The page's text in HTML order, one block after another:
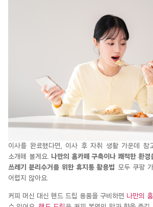
이사를 완료했다면, 이사 후 자취 생활 가운데 참
소개해 볼게요. 나만의 홈카페 구축이 나 쾌적한 환경
쓰레기 분리수거를 위한 휴지통 활용법 모두 쿠팡
어렵지 않아요.
커피 머신 대신 핸드 드립 용품을 구비하면 나만의 홈